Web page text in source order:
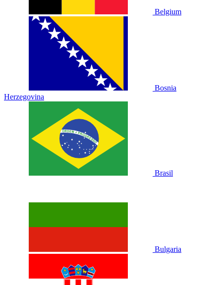
Belgium
Bosnia
Herzegovina
Brasil
Bulgaria